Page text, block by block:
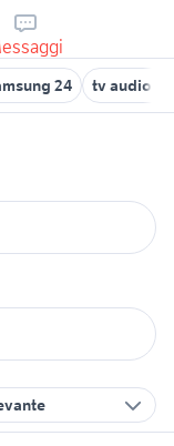
24 tv audio